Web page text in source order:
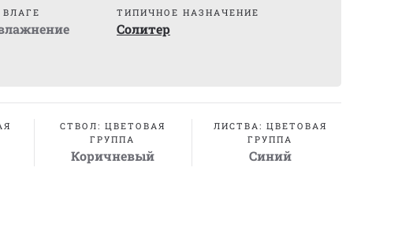
ТИПИЧНОЕ НАЗНАЧЕНИЕ
Солитер
СТВОЛ: ЦВЕТОВАЯ
ГРУППА
Коричневый
ЛИСТВА: ЦВЕТОВАЯ
ГРУППА
Синий